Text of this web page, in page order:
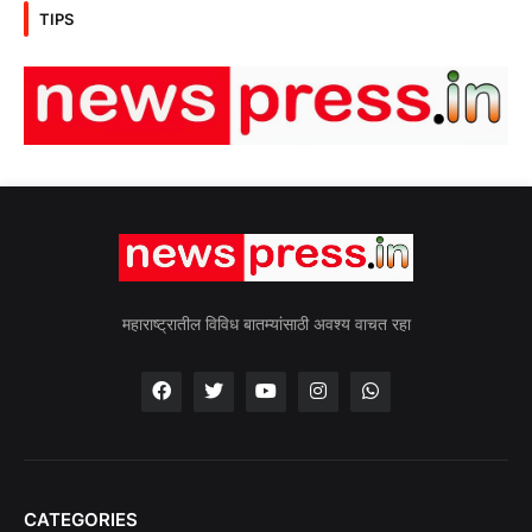
TIPS
महाराष्ट्रातील विविध बातम्यांसाठी अवश्य वाचत रहा
CATEGORIES